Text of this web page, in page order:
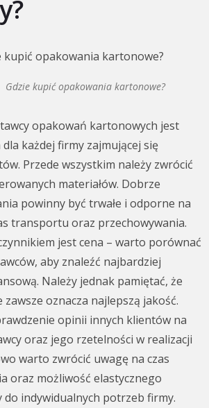
Gdzie kupić opakowania kartonowe?
opakowań kartonowych jest
każdej firmy zajmującej się
Przede wszystkim należy zwrócić
materiałów. Dobrze
powinny być trwałe i odporne na
transportu oraz przechowywania.
jest cena – warto porównać
aby znaleźć najbardziej
Należy jednak pamiętać, że
oznacza najlepszą jakość.
opinii innych klientów na
oraz jego rzetelności w realizacji
warto zwrócić uwagę na czas
oraz możliwość elastycznego
indywidualnych potrzeb firmy.